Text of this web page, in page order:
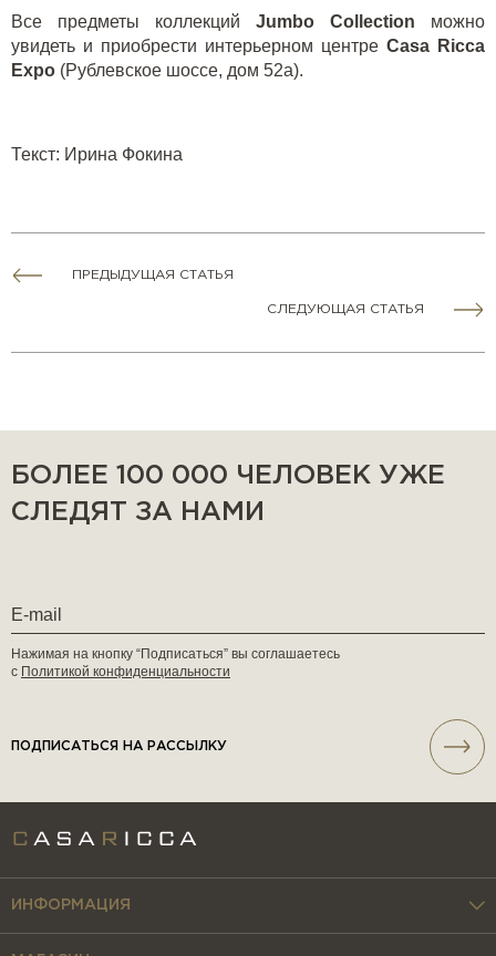
Все предметы коллекций Jumbo Collection можно
увидеть и приобрести интерьерном центре Casa Ricca
Expo (Рублевское шоссе, дом 52а).
Текст: Ирина Фокина
ПРЕДЫДУЩАЯ СТАТЬЯ
СЛЕДУЮЩАЯ СТАТЬЯ
БОЛЕЕ 100 000 ЧЕЛОВЕК УЖЕ
СЛЕДЯТ ЗА НАМИ
Нажимая на кнопку “Подписаться” вы соглашаетесь
с Политикой конфиденциальности
ПОДПИСАТЬСЯ НА РАССЫЛКУ
ИНФОРМАЦИЯ